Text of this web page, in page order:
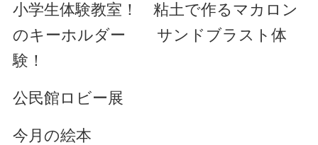
小学生体験教室！ 粘土で作るマカロン
のキーホルダー サンドブラスト体
験！
公民館ロビー展
今月の絵本